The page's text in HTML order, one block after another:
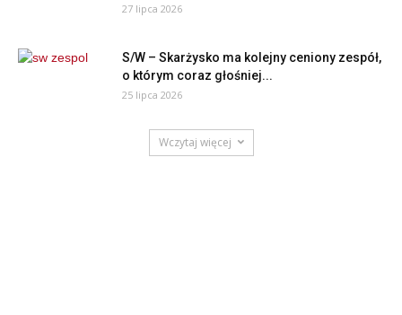
27 lipca 2026
S/W – Skarżysko ma kolejny ceniony zespół,
o którym coraz głośniej...
25 lipca 2026
Wczytaj więcej